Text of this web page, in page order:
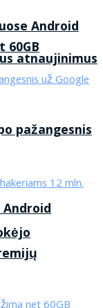
atnaujinimus
Android
60GB
pažangesnis